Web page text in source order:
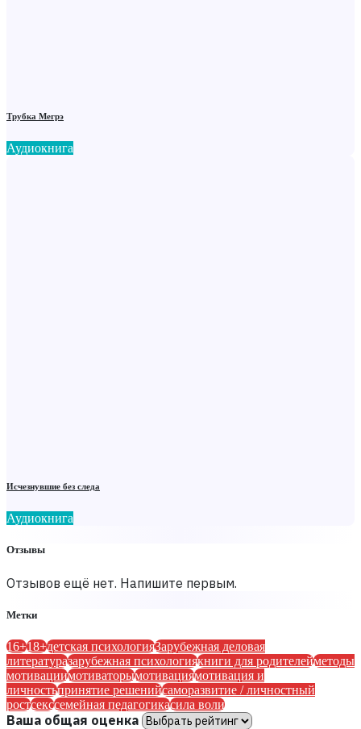
Трубка Мегрэ
Аудиокнига
Исчезнувшие без следа
Аудиокнига
Отзывы
Отзывов ещё нет. Напишите первым.
Метки
16+18+детская психологияЗарубежная деловая
литературазарубежная психологиякниги для родителейметоды
мотивациимотиваторымотивациямотивация и
личностьпринятие решенийсаморазвитие / личностный
ростсекссемейная педагогикасила воли
Ваша общая оценка